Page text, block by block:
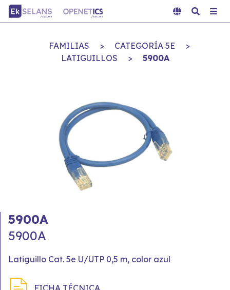
FAMILIAS > CATEGORÍA 5E
>
LATIGUILLOS
> 5900A
5900A
5900A
Latiguillo Cat. 5e U/UTP 0,5 m, color azul
FICHA TÉCNICA